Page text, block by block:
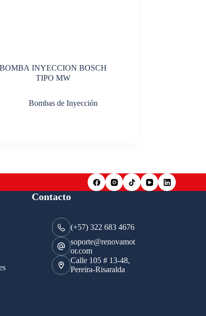
BOMBA INYECCION BOSCH
TIPO MW
Bombas de Inyección
Contacto
(+57) 322 683 4676
soporte@renovamot
or.com
Calle 105 # 13-48,
Pereira-Risaralda